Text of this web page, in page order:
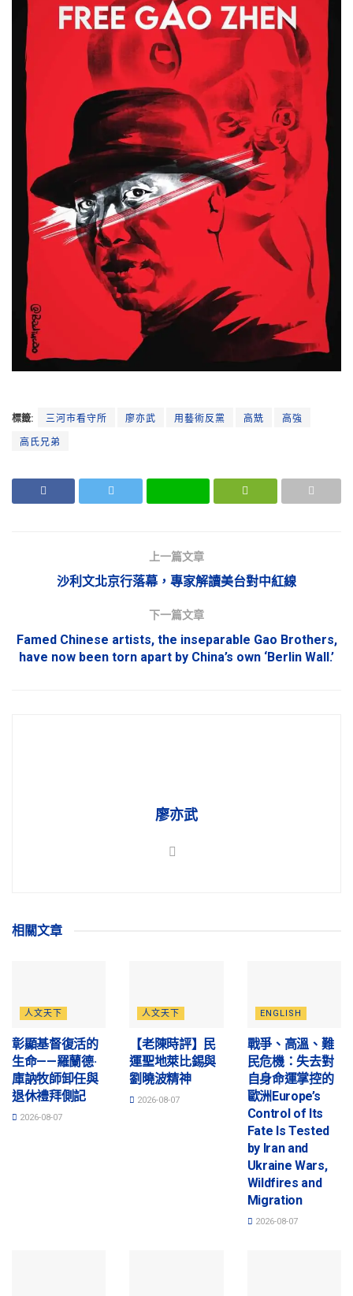
標籤: 三河市看守所 廖亦武 用藝術反黨 高兟 高強
高氏兄弟
上一篇文章
沙利文北京行落幕，專家解讀美台對中紅線
下一篇文章
Famed Chinese artists, the inseparable Gao Brothers,
have now been torn apart by China’s own ‘Berlin Wall.’
廖亦武
相關文章
人文天下
彰顯基督復活的
生命——羅蘭德·
庫訥牧師卸任與
退休禮拜側記
2026-08-07
人文天下
【老陳時評】民
運聖地萊比錫與
劉曉波精神
2026-08-07
ENGLISH
戰爭、高溫、難
民危機：失去對
自身命運掌控的
歐洲Europe’s
Control of Its
Fate Is Tested
by Iran and
Ukraine Wars,
Wildfires and
Migration
2026-08-07